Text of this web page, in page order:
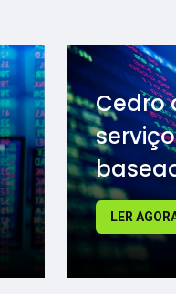
Cedro
LER